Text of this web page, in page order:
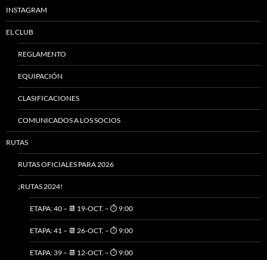
INSTAGRAM
EL CLUB
REGLAMENTO
EQUIPACIÓN
CLASIFICACIONES
COMUNICADOS A LOS SOCIOS
RUTAS
RUTAS OFICIALES PARA 2026
¡RUTAS 2024!
ETAPA: 40 – 📆 19-OCT. – ⏱️ 9:00
ETAPA: 41 – 📆 26-OCT. – ⏱️ 9:00
ETAPA: 39 – 📆 12-OCT. – ⏱️ 9:00